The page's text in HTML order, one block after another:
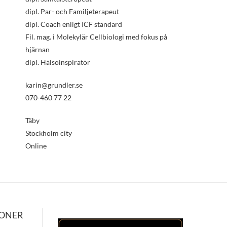
dipl. Par- och Familjeterapeut
dipl. Coach enligt ICF standard
Fil. mag. i Molekylär Cellbiologi med fokus på
hjärnan
dipl. Hälsoinspiratör
karin@grundler.se
070-460 77 22
Täby
Stockholm city
Online